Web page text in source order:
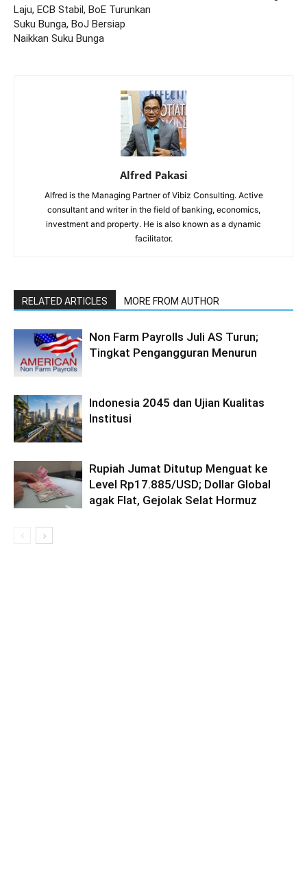
Laju, ECB Stabil, BoE Turunkan
Suku Bunga, BoJ Bersiap
Naikkan Suku Bunga
Alfred Pakasi
Alfred is the Managing Partner of Vibiz Consulting. Active
consultant and writer in the field of banking, economics,
investment and property. He is also known as a dynamic
facilitator.
RELATED ARTICLES MORE FROM AUTHOR
Non Farm Payrolls Juli AS Turun;
Tingkat Pengangguran Menurun
Indonesia 2045 dan Ujian Kualitas
Institusi
Rupiah Jumat Ditutup Menguat ke
Level Rp17.885/USD; Dollar Global
agak Flat, Gejolak Selat Hormuz